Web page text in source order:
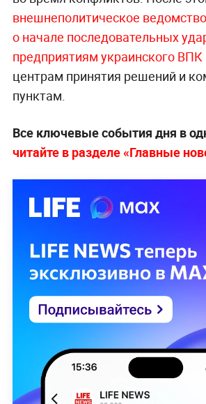
внешнеполитическое
о начале последовательных
предприятиям украинского ВПК
центрам принятия решений и
пунктам.
Все ключевые события дня в
читайте в разделе «Главные